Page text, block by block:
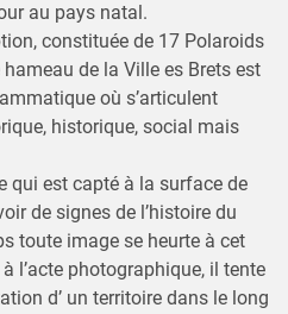
au pays natal.
constituée de 17 Polaroids
de la Ville es Brets est
où s’articulent
historique, social mais
qui est capté à la surface de
de signes de l’histoire du
toute image se heurte à cet
l’acte photographique, il tente
d’ un territoire dans le long